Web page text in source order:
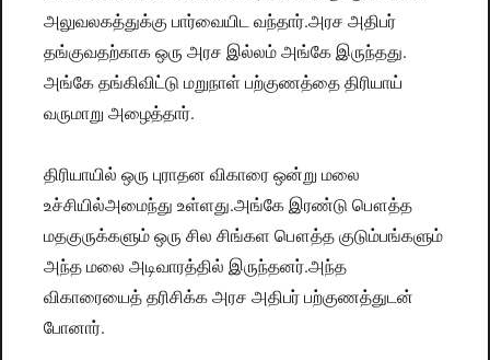
அலுவலகத்துக்கு பார்வையிட வந்தார்.அரச அதிபர்
தங்குவதற்காக ஒரு அரச இல்லம் அங்கே இருந்தது.
அங்கே தங்கிவிட்டு மறுநாள் பற்குணத்தை திரியாய்
வருமாறு அழைத்தார்.
திரியாயில் ஒரு புராதன விகாரை ஒன்று மலை
உச்சியில்அமைந்து உள்ளது.அங்கே இரண்டு பௌத்த
மதகுருக்களும் ஒரு சில சிங்கள பௌத்த குடும்பங்களும்
அந்த மலை அடிவாரத்தில் இருந்தனர்.அந்த
விகாரையைத் தரிசிக்க அரச அதிபர் பற்குணத்துடன்
போனார்.